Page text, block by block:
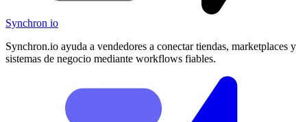
Synchron io
Synchron.io ayuda a vendedores a conectar tiendas, marketplaces y
sistemas de negocio mediante workflows fiables.